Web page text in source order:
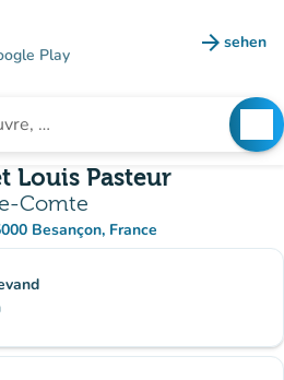
Play arrow_forward sehen
(new
Louis Pasteur
Comte
Besançon, France
Maps öffnen)
tab)